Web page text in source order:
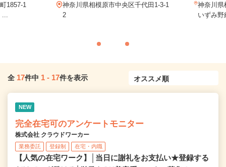
1857-1
神奈川県相模原市中央区千代田1-3-1
2
神奈川県
いずみ
全 17件中 1 - 17件を表示
NEW
完全在宅可のアンケートモニター
株式会社 クラウドワーカー
業務委託 登録制 在宅・内職
【人気の在宅ワーク】│当日に謝礼をお支払い★登録する